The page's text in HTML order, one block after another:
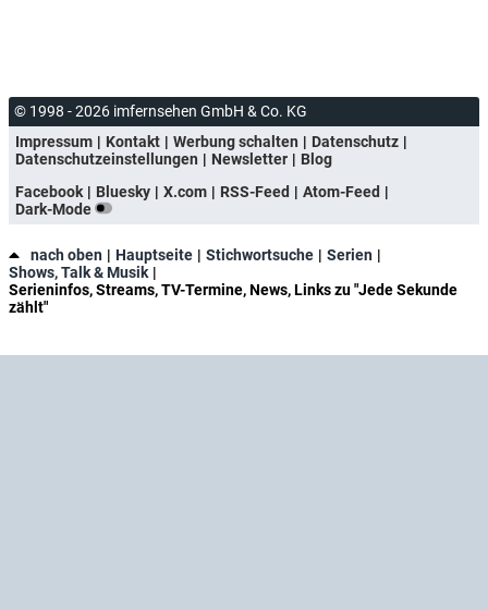
© 1998 - 2026 imfernsehen GmbH & Co. KG
Impressum
Kontakt Werbung schalten
Datenschutz
Datenschutzeinstellungen
Newsletter
Blog
Facebook
Bluesky X.com RSS-Feed
Atom-Feed
Dark-Mode
nach oben Hauptseite Stichwortsuche
Serien
Shows, Talk & Musik
Serieninfos, Streams, TV-Termine, News, Links zu "Jede Sekunde
zählt"